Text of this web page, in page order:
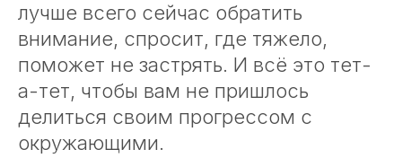
лучше всего сейчас обратить
внимание, спросит, где тяжело,
поможет не застрять. И всё это тет-
а-тет, чтобы вам не пришлось
делиться своим прогрессом с
окружающими.